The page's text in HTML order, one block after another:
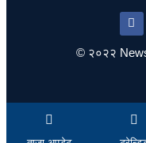
© २०२२